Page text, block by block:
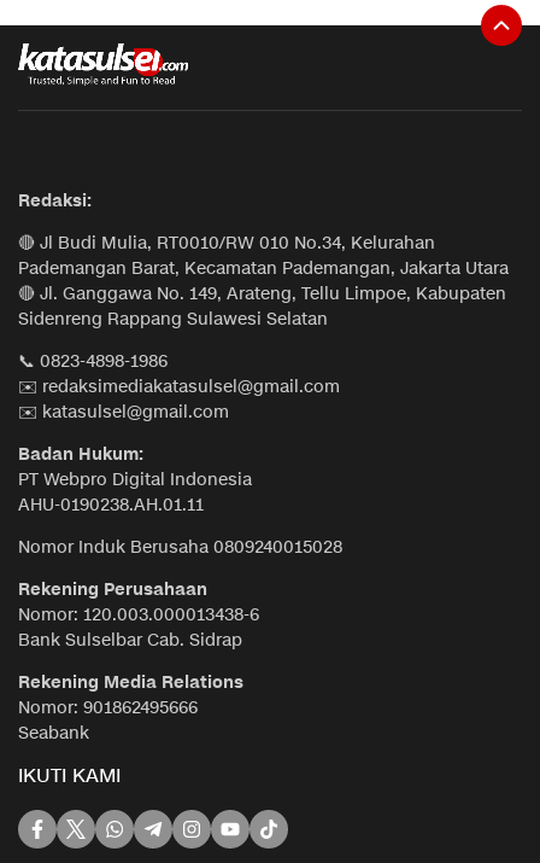
Redaksi:
🔴 Jl Budi Mulia, RT0010/RW 010 No.34, Kelurahan
Pademangan Barat, Kecamatan Pademangan, Jakarta Utara
🔴 Jl. Ganggawa No. 149, Arateng, Tellu Limpoe, Kabupaten
Sidenreng Rappang Sulawesi Selatan
📞 0823-4898-1986
✉️ redaksimediakatasulsel@gmail.com
✉️ katasulsel@gmail.com
Badan Hukum:
PT Webpro Digital Indonesia
AHU-0190238.AH.01.11
Nomor Induk Berusaha 0809240015028
Rekening Perusahaan
Nomor: 120.003.000013438-6
Bank Sulselbar Cab. Sidrap
Rekening Media Relations
Nomor: 901862495666
Seabank
IKUTI KAMI